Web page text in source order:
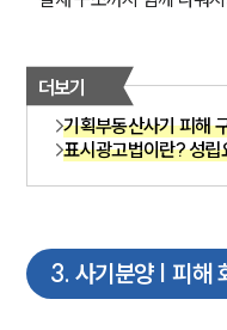
더보기
기획부동산사기 피해
표시광고법이란? 성
3. 사기분양 | 피해